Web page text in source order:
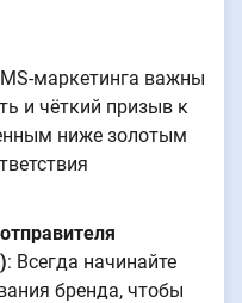
маркетинга важны
и чёткий призыв к
ниже золотым
: Всегда начинайте
бренда, чтобы